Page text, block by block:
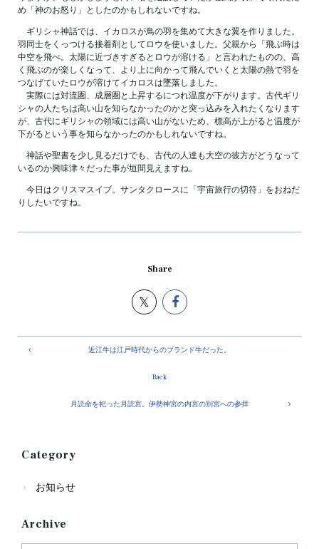
め「神のお怒り」としたのかもしれないですね。
ギリシャ神話では、イカロスが鳥の羽を集めて大きな翼を作りました。
羽同士をくっつける接着剤としてロウを使いました。父親から「飛ぶ時は
中空を飛べ。太陽に近づきすぎるとロウが溶ける」と言われたものの、高
く飛ぶのが楽しくなって、より上に向かって飛んでいくと太陽の熱で羽を
つなげていたロウが溶けてイカロスは墜落しました。
実際には対流圏、成層圏と上昇するにつれ温度が下がります。古代ギリ
シャの人たちは高い山を知らなかったのかと突っ込みを入れたくなります
が、古代にギリシャの領域には高い山がないため、標高が上がると温度が
下がるという事を知らなかったのかもしれないですね。
神話や聖書を少し見るだけでも、古代の人達も大空の彼方がどうなって
いるのか興味津々だった事が垣間見えますね。
今日はクリスマスイブ。サンタクロースに「宇宙旅行の切符」をおねだ
りしたいですね。
Share
近江牛は江戸時代からのブランド牛だった。
Back
月読命を祀った月読宮。伊勢神宮の内宮の別宮への参拝
Category
お知らせ
Archive